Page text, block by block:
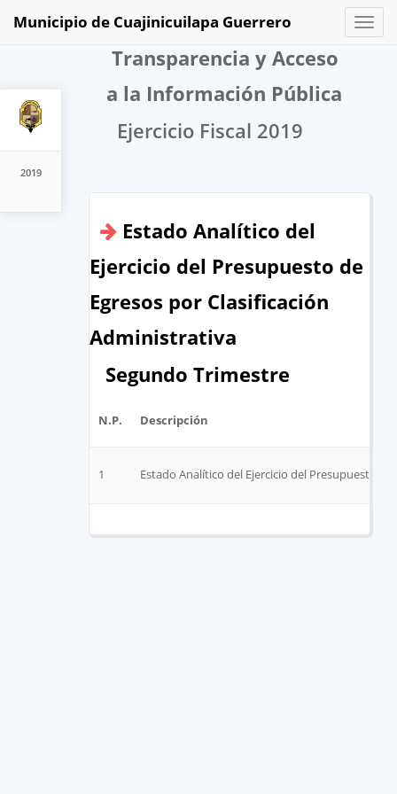
2019
Toggle
Municipio de Cuajinicuilapa Guerrero
Transparencia y Acceso
a la Información Pública
Ejercicio Fiscal 2019
Estado Analítico del
Ejercicio del Presupuesto de
Egresos por Clasificación
Administrativa
Segundo Trimestre
N.P. Descripción
1 Estado Analítico del Ejercicio del Presupuesto